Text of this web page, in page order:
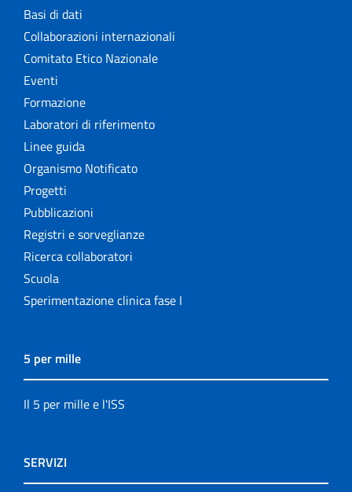
Basi di dati
Collaborazioni internazionali
Comitato Etico Nazionale
Eventi
Formazione
Laboratori di riferimento
Linee guida
Organismo Notificato
Progetti
Pubblicazioni
Registri e sorveglianze
Ricerca collaboratori
Scuola
Sperimentazione clinica fase I
5 per mille
Il 5 per mille e l'ISS
SERVIZI